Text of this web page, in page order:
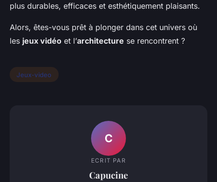
plus durables, efficaces et esthétiquement plaisants.
Alors, êtes-vous prêt à plonger dans cet univers où
les jeux vidéo et l’architecture se rencontrent ?
Jeux-video
C
ECRIT PAR
Capucine